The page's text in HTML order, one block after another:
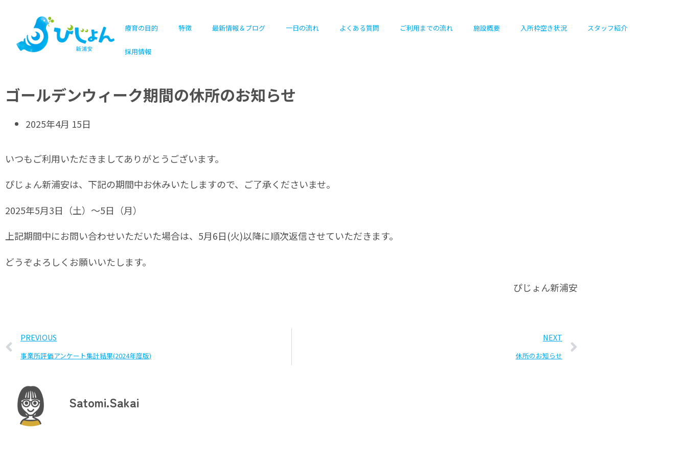
療育の目的 特徴 最新情報＆ブログ 一日の流れ よくある質問 ご利用までの流れ 施設概要 入所枠空き状況 スタッフ紹介
採用情報
ゴールデンウィーク期間の休所のお知らせ
2025年4月 15日
いつもご利用いただきましてありがとうございます。
ぴじょん新浦安は、下記の期間中お休みいたしますので、ご了承くださいませ。
2025年5月3日（土）〜5日（月）
上記期間中にお問い合わせいただいた場合は、5月6日(火)以降に順次返信させていただきます。
どうぞよろしくお願いいたします。
ぴじょん新浦安
PREVIOUS
事業所評価アンケート集計結果(2024年度版)
NEXT
休所のお知らせ
Satomi.Sakai